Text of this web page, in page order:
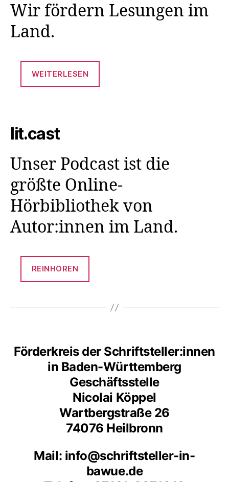
Wir fördern Lesungen im
Land.
WEITERLESEN
lit.cast
Unser Podcast ist die
größte Online-
Hörbibliothek von
Autor:innen im Land.
REINHÖREN
Förderkreis der Schriftsteller:innen
in Baden-Württemberg
Geschäftsstelle
Nicolai Köppel
Wartbergstraße 26
74076 Heilbronn
Mail: info@schriftsteller-in-
bawue.de